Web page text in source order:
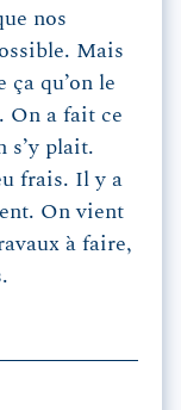
nos
Mais
ça qu’on le
On a fait ce
s’y plait.
frais. Il y a
On vient
à faire,